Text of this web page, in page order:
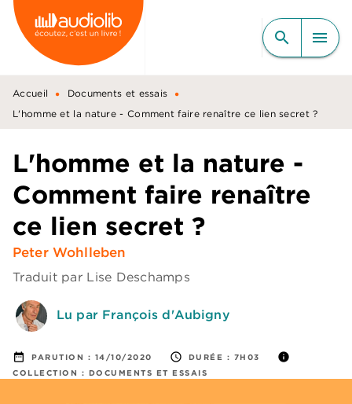
MENU RECHERCHE
CONTENU
PIED DE PAGE
search menu
Accueil • Documents et essais •
L'homme et la nature - Comment faire renaître ce lien secret ?
L'homme et la nature -
Comment faire renaître
ce lien secret ?
Peter Wohlleben
Traduit par Lise Deschamps
Lu par François d'Aubigny
date_range PARUTION : 14/10/2020 access_time DURÉE : 7H03 info
COLLECTION : DOCUMENTS ET ESSAIS